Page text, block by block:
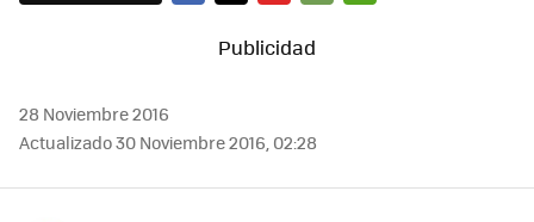
MAIL
28 Noviembre 2016
Actualizado 30 Noviembre 2016, 02:28